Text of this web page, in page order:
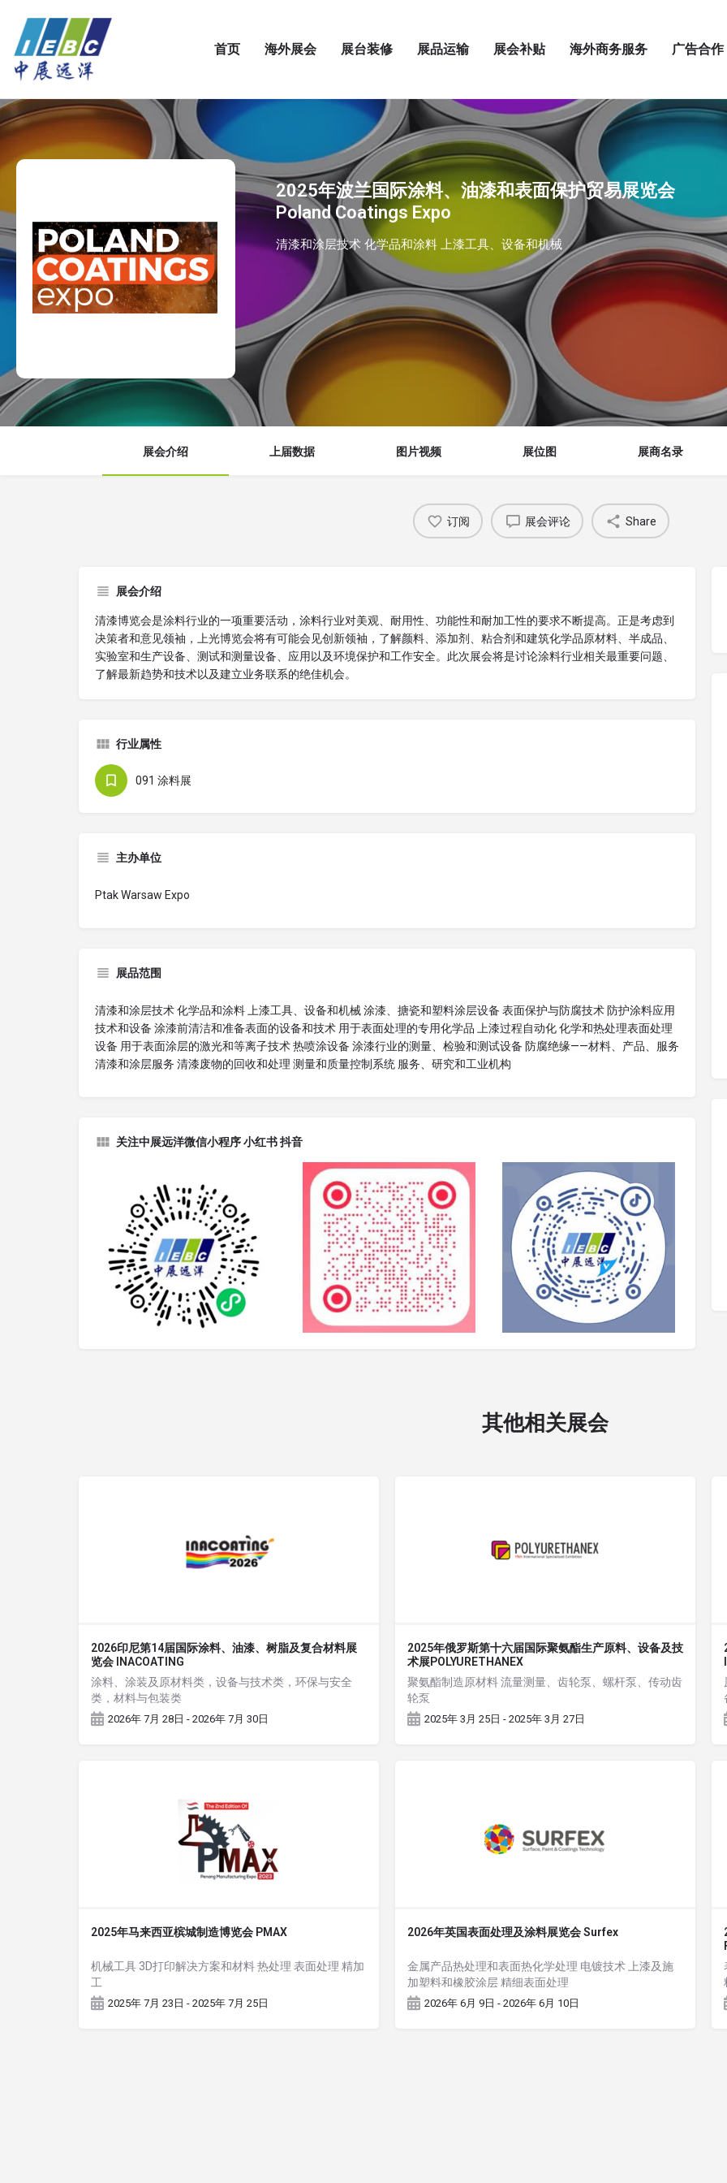
首页 海外展会 展台装修 展品运输 展会补贴 海外商务服务 广告合作
2025年波兰国际涂料、油漆和表面保护贸易展览会
Poland Coatings Expo
清漆和涂层技术 化学品和涂料 上漆工具、设备和机械
展会介绍 上届数据 图片视频 展位图 展商名录
订阅 展会评论 Share
展会介绍
清漆博览会是涂料行业的一项重要活动，涂料行业对美观、耐用性、功能性和耐加工性的要求不断提高。正是考虑到
决策者和意见领袖，上光博览会将有可能会见创新领袖，了解颜料、添加剂、粘合剂和建筑化学品原材料、半成品、
实验室和生产设备、测试和测量设备、应用以及环境保护和工作安全。此次展会将是讨论涂料行业相关最重要问题、
了解最新趋势和技术以及建立业务联系的绝佳机会。
行业属性
091 涂料展
主办单位
Ptak Warsaw Expo
展品范围
清漆和涂层技术 化学品和涂料 上漆工具、设备和机械 涂漆、搪瓷和塑料涂层设备 表面保护与防腐技术 防护涂料应用
技术和设备 涂漆前清洁和准备表面的设备和技术 用于表面处理的专用化学品 上漆过程自动化 化学和热处理表面处理
设备 用于表面涂层的激光和等离子技术 热喷涂设备 涂漆行业的测量、检验和测试设备 防腐绝缘——材料、产品、服务
清漆和涂层服务 清漆废物的回收和处理 测量和质量控制系统 服务、研究和工业机构
关注中展远洋微信小程序 小红书 抖音
其他相关展会
2026印尼第14届国际涂料、油漆、树脂及复合材料展
览会 INACOATING
涂料、涂装及原材料类，设备与技术类，环保与安全
类，材料与包装类
2026年 7月 28日 - 2026年 7月 30日
2025年俄罗斯第十六届国际聚氨酯生产原料、设备及技
术展POLYURETHANEX
聚氨酯制造原材料 流量测量、齿轮泵、螺杆泵、传动齿
轮泵
2025年 3月 25日 - 2025年 3月 27日
2025年马来西亚槟城制造博览会 PMAX
机械工具 3D打印解决方案和材料 热处理 表面处理 精加
工
2025年 7月 23日 - 2025年 7月 25日
2026年英国表面处理及涂料展览会 Surfex
金属产品热处理和表面热化学处理 电镀技术 上漆及施
加塑料和橡胶涂层 精细表面处理
2026年 6月 9日 - 2026年 6月 10日